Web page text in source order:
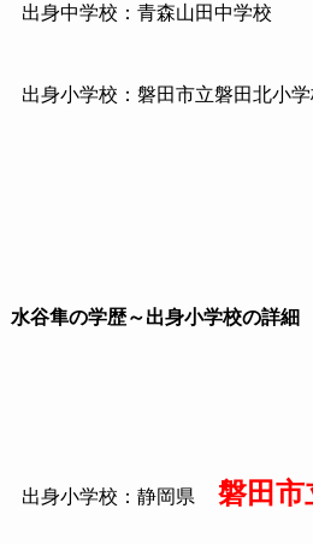
出身中学校：青森山田中学校
出身小学校：磐田市立磐田北小学
水谷隼の学歴～出身小学校の詳細
出身小学校：静岡県 磐田市